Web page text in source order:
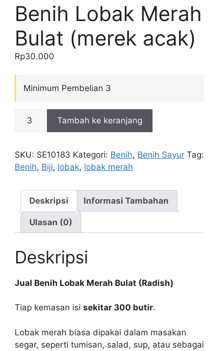
Benih Lobak Merah
Bulat (merek acak)
Rp30.000
Minimum Pembelian 3
Kuantitas
Benih
Merah
Bulat
acak)
Tambah ke keranjang
SKU: SE10183 Kategori: Benih, Benih Sayur Tag:
Benih, Biji, lobak, lobak merah
Deskripsi Informasi Tambahan
Ulasan (0)
Deskripsi
Jual Benih Lobak Merah Bulat (Radish)
Tiap kemasan isi sekitar 300 butir.
Lobak merah biasa dipakai dalam masakan
segar, seperti tumisan, salad, sup, atau sebagai